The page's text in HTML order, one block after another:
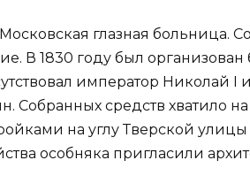
глазная больница.
В 1830 году был организован
император Николай I
Собранных средств хватило
на углу Тверской
особняка пригласили